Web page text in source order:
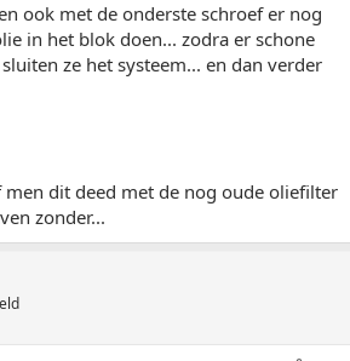
ook met de onderste schroef er nog
in het blok doen... zodra er schone
ze het systeem... en dan verder
men dit deed met de nog oude oliefilter
zonder...